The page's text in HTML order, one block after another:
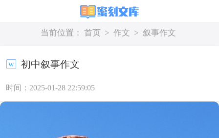
当前位置： 首页 > 作文 > 叙事作文
初中叙事作文
时间：2025-01-28 22:59:05